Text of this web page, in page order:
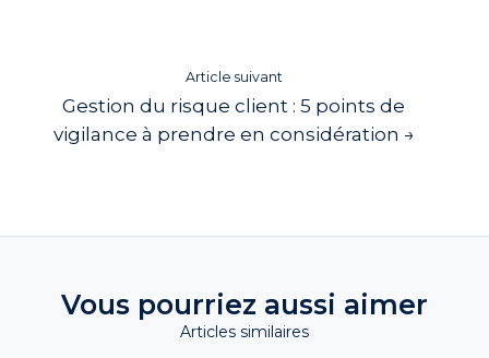
Article suivant
Gestion du risque client : 5 points de
vigilance à prendre en considération →
Vous pourriez aussi aimer
Articles similaires